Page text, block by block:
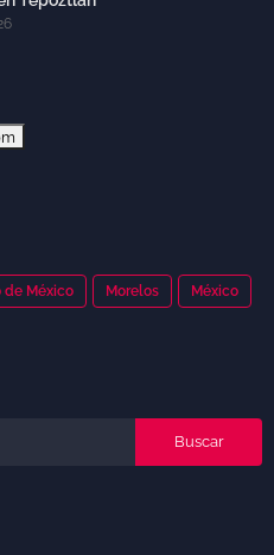
de México Morelos México